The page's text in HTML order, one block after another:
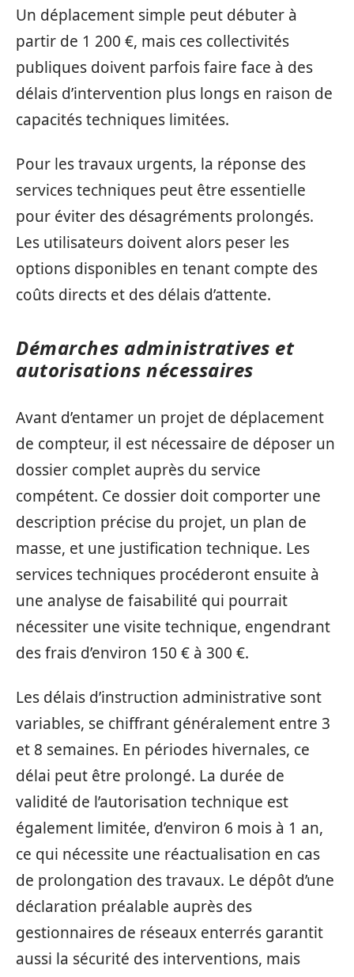
Un déplacement simple peut débuter à
partir de 1 200 €, mais ces collectivités
publiques doivent parfois faire face à des
délais d’intervention plus longs en raison de
capacités techniques limitées.
Pour les travaux urgents, la réponse des
services techniques peut être essentielle
pour éviter des désagréments prolongés.
Les utilisateurs doivent alors peser les
options disponibles en tenant compte des
coûts directs et des délais d’attente.
Démarches administratives et
autorisations nécessaires
Avant d’entamer un projet de déplacement
de compteur, il est nécessaire de déposer un
dossier complet auprès du service
compétent. Ce dossier doit comporter une
description précise du projet, un plan de
masse, et une justification technique. Les
services techniques procéderont ensuite à
une analyse de faisabilité qui pourrait
nécessiter une visite technique, engendrant
des frais d’environ 150 € à 300 €.
Les délais d’instruction administrative sont
variables, se chiffrant généralement entre 3
et 8 semaines. En périodes hivernales, ce
délai peut être prolongé. La durée de
validité de l’autorisation technique est
également limitée, d’environ 6 mois à 1 an,
ce qui nécessite une réactualisation en cas
de prolongation des travaux. Le dépôt d’une
déclaration préalable auprès des
gestionnaires de réseaux enterrés garantit
aussi la sécurité des interventions, mais